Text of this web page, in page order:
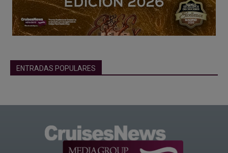
ENTRADAS POPULARES